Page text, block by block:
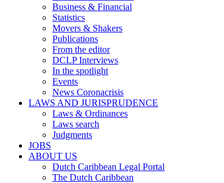
Business & Financial
Statistics
Movers & Shakers
Publications
From the editor
DCLP Interviews
In the spotlight
Events
News Coronacrisis
LAWS AND JURISPRUDENCE
Laws & Ordinances
Laws search
Judgments
JOBS
ABOUT US
Dutch Caribbean Legal Portal
The Dutch Caribbean